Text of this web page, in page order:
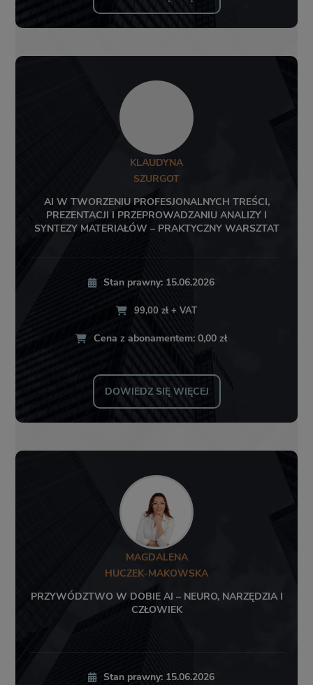
KLAUDYNA
SZURGOT
AI W TWORZENIU PROFESJONALNYCH TREŚCI,
PREZENTACJI I PRZEPROWADZANIU ANALIZY I
SYNTEZY MATERIAŁÓW – PRAKTYCZNY WARSZTAT
Stan prawny: 15.06.2026
99,00 zł + VAT
Cena z abonamentem: 0,00 zł
DOWIEDZ SIĘ WIĘCEJ
MAGDALENA
HUCZEK-MAKOWSKA
PRZYWÓDZTWO W DOBIE AI – NEURO, NARZĘDZIA I
CZŁOWIEK
Stan prawny: 15.06.2026